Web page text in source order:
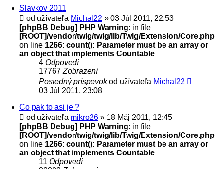
Slavkov 2011
od užívateľa Michal22 » 03 Júl 2011, 22:53
[phpBB Debug] PHP Warning: in file
[ROOT]/vendor/twig/twig/lib/Twig/Extension/Core.php
on line 1266: count(): Parameter must be an array or
an object that implements Countable
4 Odpovedí
17767 Zobrazení
Posledný príspevokod užívateľa Michal22
03 Júl 2011, 23:08
Co pak to asi je ?
od užívateľa mikro26 » 18 Máj 2011, 12:45
[phpBB Debug] PHP Warning: in file
[ROOT]/vendor/twig/twig/lib/Twig/Extension/Core.php
on line 1266: count(): Parameter must be an array or
an object that implements Countable
11 Odpovedí